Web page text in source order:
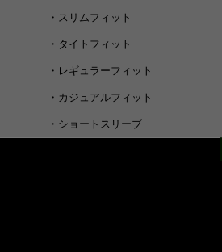
・ スリムフィット
・ タイトフィット
・ レギュラーフィット
・ カジュアルフィット
・ ショートスリーブ